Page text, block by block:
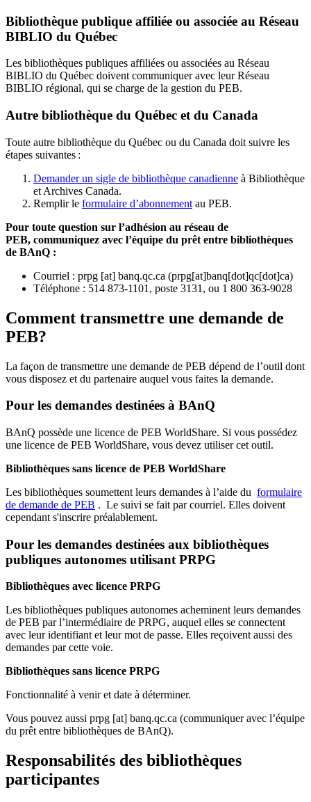
Bibliothèque publique affiliée ou associée au Réseau
BIBLIO du Québec
Les bibliothèques publiques affiliées ou associées au Réseau
BIBLIO du Québec doivent communiquer avec leur Réseau
BIBLIO régional, qui se charge de la gestion du PEB.
Autre bibliothèque du Québec et du Canada
Toute autre bibliothèque du Québec ou du Canada doit suivre les
étapes suivantes :
Demander un sigle de bibliothèque canadienne à Bibliothèque
et Archives Canada.
Remplir le formulaire d’abonnement au PEB.
Pour toute question sur l’adhésion au réseau de
PEB, communiquez avec l’équipe du prêt entre bibliothèques
de BAnQ :
Courriel : prpg [at] banq.qc.ca (prpg[at]banq[dot]qc[dot]ca)
Téléphone : 514 873-1101, poste 3131, ou 1 800 363-9028
Comment transmettre une demande de
PEB?
La façon de transmettre une demande de PEB dépend de l’outil dont
vous disposez et du partenaire auquel vous faites la demande.
Pour les demandes destinées à BAnQ
BAnQ possède une licence de PEB WorldShare. Si vous possédez
une licence de PEB WorldShare, vous devez utiliser cet outil.
Bibliothèques sans licence de PEB WorldShare
Les bibliothèques soumettent leurs demandes à l’aide du formulaire
de demande de PEB . Le suivi se fait par courriel. Elles doivent
cependant s'inscrire préalablement.
Pour les demandes destinées aux bibliothèques
publiques autonomes utilisant PRPG
Bibliothèques avec licence PRPG
Les bibliothèques publiques autonomes acheminent leurs demandes
de PEB par l’intermédiaire de PRPG, auquel elles se connectent
avec leur identifiant et leur mot de passe. Elles reçoivent aussi des
demandes par cette voie.
Bibliothèques sans licence PRPG
Fonctionnalité à venir et date à déterminer.
Vous pouvez aussi prpg [at] banq.qc.ca (communiquer avec l’équipe
du prêt entre bibliothèques de BAnQ).
Responsabilités des bibliothèques
participantes